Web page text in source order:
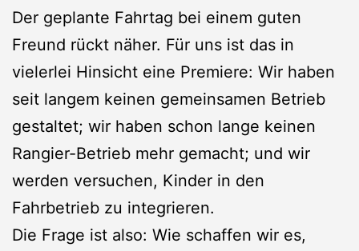
Der geplante Fahrtag bei einem guten
Freund rückt näher. Für uns ist das in
vielerlei Hinsicht eine Premiere: Wir haben
seit langem keinen gemeinsamen Betrieb
gestaltet; wir haben schon lange keinen
Rangier-Betrieb mehr gemacht; und wir
werden versuchen, Kinder in den
Fahrbetrieb zu integrieren.
Die Frage ist also: Wie schaffen wir es,